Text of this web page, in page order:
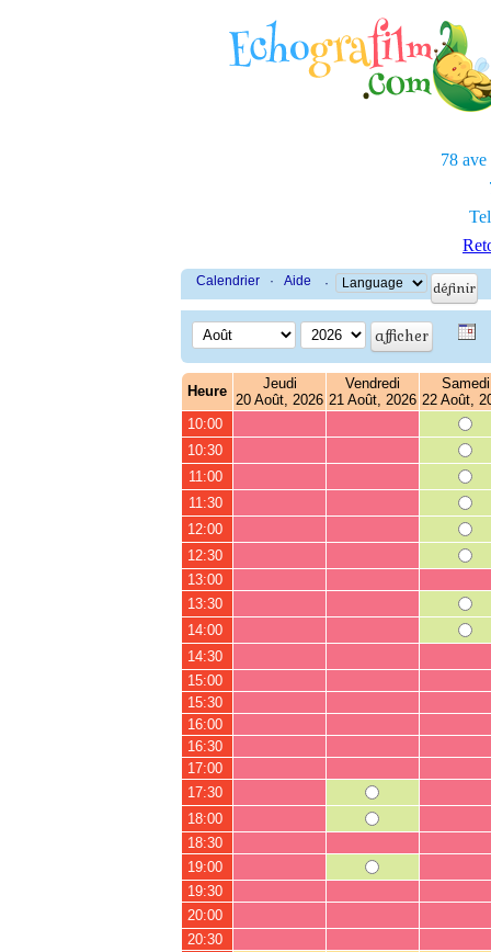
78 ave
Calendrier · Aide ·
Heure
Jeudi
20 Août, 2026
Vendredi
21 Août, 2026
Samedi
22 Août,
10:00
10:30
11:00
11:30
12:00
12:30
13:00
13:30
14:00
14:30
15:00
15:30
16:00
16:30
17:00
17:30
18:00
18:30
19:00
19:30
20:00
20:30